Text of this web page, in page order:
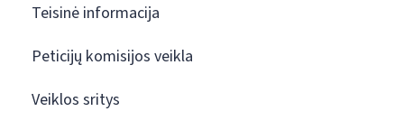
Teisinė informacija
Peticijų komisijos veikla
Veiklos sritys